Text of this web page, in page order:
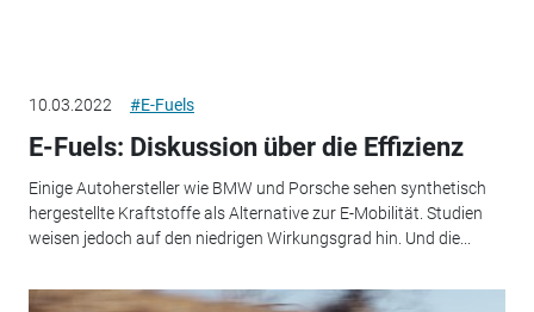
10.03.2022 #E-Fuels
E-Fuels: Diskussion über die Effizienz
Einige Autohersteller wie BMW und Porsche sehen synthetisch
hergestellte Kraftstoffe als Alternative zur E-Mobilität. Studien
weisen jedoch auf den niedrigen Wirkungsgrad hin. Und die...